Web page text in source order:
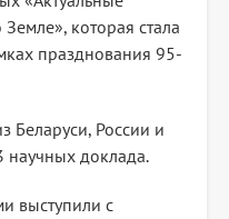
которая стала
празднования 95-
Беларуси, России и
научных доклада.
выступили с